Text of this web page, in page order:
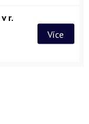
r.
Více